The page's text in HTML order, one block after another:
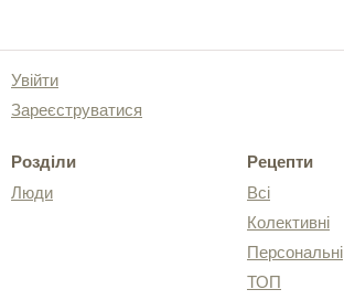
Увійти
Зареєструватися
Розділи
Люди
Рецепти
Всі
Колективні
Персональні
ТОП